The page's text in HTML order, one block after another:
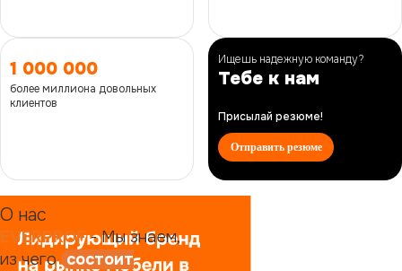
1 000 000
более миллиона довольных
клиентов
Ищешь надежную команду?
Тебе к нам
Присылай резюме!
Отправить резюме
О нас
EVERPROF- Мы знаем,
из чего состоит